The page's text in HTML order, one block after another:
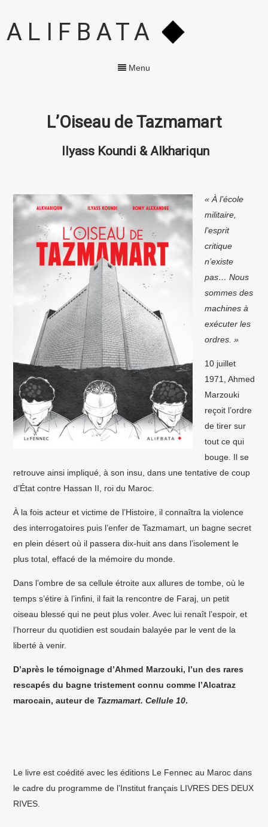
ALIFBATA
Menu
L’Oiseau de Tazmamart
Ilyass Koundi & Alkhariqun
« À l’école
militaire,
l’esprit
critique
n’existe
pas… Nous
sommes des
machines à
exécuter les
ordres. »
10 juillet
1971, Ahmed
Marzouki
reçoit l’ordre
de tirer sur
tout ce qui
bouge. Il se
retrouve ainsi impliqué, à son insu, dans une tentative de coup
d’État contre Hassan II, roi du Maroc.
À la fois acteur et victime de l’Histoire, il connaîtra la violence
des interrogatoires puis l’enfer de Tazmamart, un bagne secret
en plein désert où il passera dix-huit ans dans l’isolement le
plus total, effacé de la mémoire du monde.
Dans l’ombre de sa cellule étroite aux allures de tombe, où le
temps s’étire à l’infini, il fait la rencontre de Faraj, un petit
oiseau blessé qui ne peut plus voler. Avec lui renaît l’espoir, et
l’horreur du quotidien est soudain balayée par le vent de la
liberté à venir.
D’après le témoignage d’Ahmed Marzouki, l’un des rares
rescapés du bagne tristement connu comme l’Alcatraz
marocain, auteur de Tazmamart. Cellule 10.
Le livre est coédité avec les éditions Le Fennec au Maroc dans
le cadre du programme de l’Institut français LIVRES DES DEUX
RIVES.